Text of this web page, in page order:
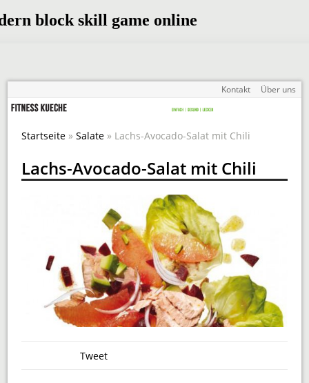
Kontakt Über uns
Startseite »Salate » Lachs-Avocado-Salat mit Chili
Lachs-Avocado-Salat mit Chili
Tweet